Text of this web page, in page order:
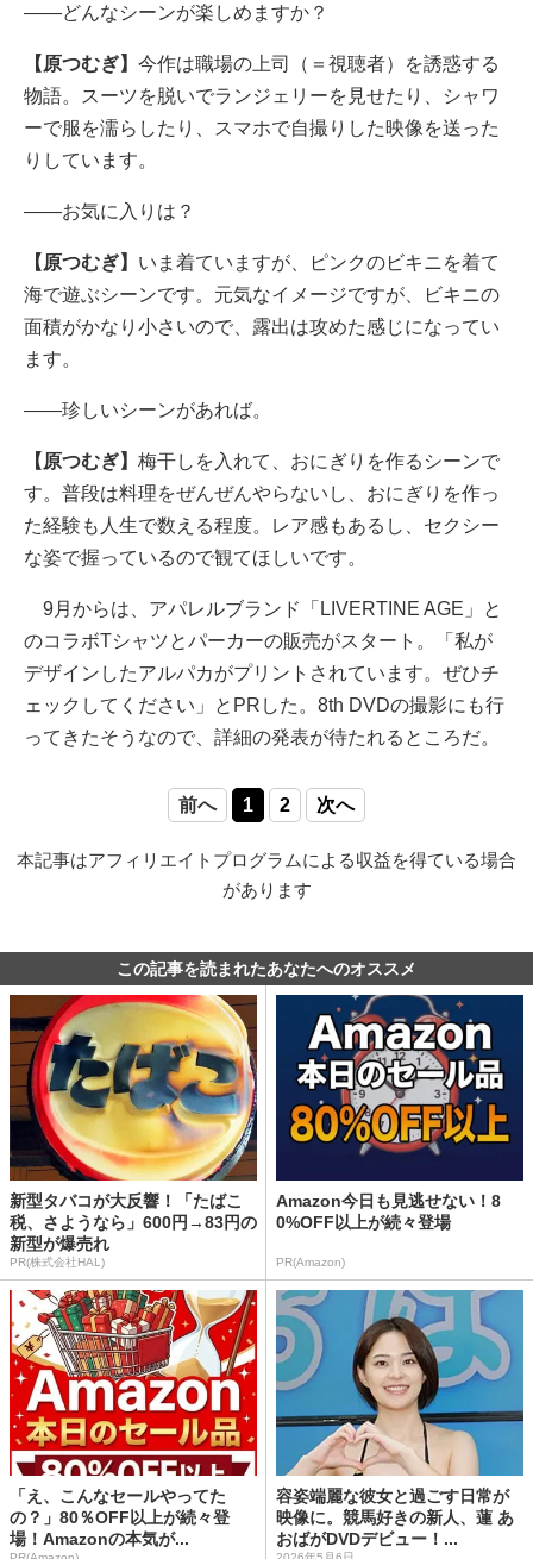
――どんなシーンが楽しめますか？
【原つむぎ】 今作は職場の上司（＝視聴者）を誘惑する
物語。スーツを脱いでランジェリーを見せたり、シャワ
ーで服を濡らしたり、スマホで自撮りした映像を送った
りしています。
――お気に入りは？
【原つむぎ】 いま着ていますが、ピンクのビキニを着て
海で遊ぶシーンです。元気なイメージですが、ビキニの
面積がかなり小さいので、露出は攻めた感じになってい
ます。
――珍しいシーンがあれば。
【原つむぎ】 梅干しを入れて、おにぎりを作るシーンで
す。普段は料理をぜんぜんやらないし、おにぎりを作っ
た経験も人生で数える程度。レア感もあるし、セクシー
な姿で握っているので観てほしいです。
9月からは、アパレルブランド「LIVERTINE AGE」と
のコラボTシャツとパーカーの販売がスタート。「私が
デザインしたアルパカがプリントされています。ぜひチ
ェックしてください」とPRした。8th DVDの撮影にも行
ってきたそうなので、詳細の発表が待たれるところだ。
前へ 1 2 次へ
本記事はアフィリエイトプログラムによる収益を得ている場合
があります
この記事を読まれたあなたへのオススメ
新型タバコが大反響！「たばこ
税、さようなら」600円→83円の
新型が爆売れ
PR(株式会社HAL)
Amazon今日も見逃せない！8
0%OFF以上が続々登場
PR(Amazon)
「え、こんなセールやってた
の？」80％OFF以上が続々登
場！Amazonの本気が...
容姿端麗な彼女と過ごす日常が
映像に。競馬好きの新人、蓮 あ
おばがDVDデビュー！...